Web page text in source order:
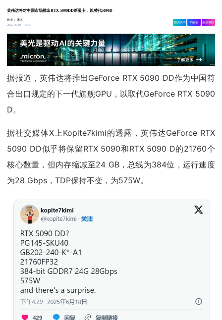
英伟达将对中国市场推出RTX 5090DD新显卡，以替代5090D
作者：张杰
2025-06-19
3w
相关舆情 AI解读 生成海报
据报道，英伟达将推出GeForce RTX 5090 DD作为中国符
合出口规定的下一代旗舰GPU，以取代GeForce RTX 5090
D。
据社交媒体X上Kopite7kimi的透露，英伟达GeForce RTX
5090 DD似乎将保留RTX 5090和RTX 5090 D的21760个
核心数量，但内存缩减至24 GB，总线为384位，运行速度
为28 Gbps，TDP保持不变，为575W。